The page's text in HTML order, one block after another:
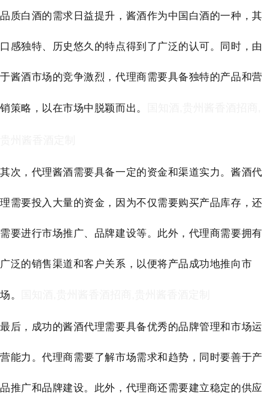
品质白酒的需求日益提升，酱酒作为中国白酒的一种，其
口感独特、历史悠久的特点得到了广泛的认可。同时，由
于酱酒市场的竞争激烈，代理商需要具备独特的产品和营
销策略，以在市场中脱颖而出。
其次，代理酱酒需要具备一定的资金和渠道实力。酱酒代
理需要投入大量的资金，因为不仅需要购买产品库存，还
需要进行市场推广、品牌建设等。此外，代理商需要拥有
广泛的销售渠道和客户关系，以便将产品成功地推向市
场。
最后，成功的酱酒代理需要具备优秀的品牌管理和市场运
营能力。代理商需要了解市场需求和趋势，同时要善于产
品推广和品牌建设。此外，代理商还需要建立稳定的供应